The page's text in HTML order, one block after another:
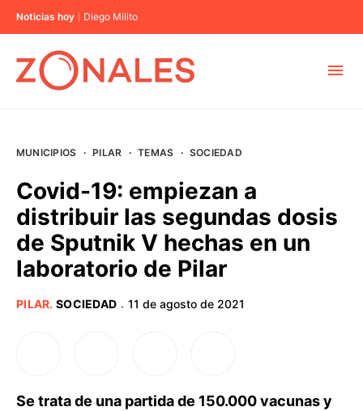
Noticias hoy Diego Milito
BUENOS AIRES
PROVINCIAS
MUNICIPIOS · PILAR · TEMAS · SOCIEDAD
Covid-19: empiezan a
distribuir las segundas dosis
de Sputnik V hechas en un
laboratorio de Pilar
PILAR. SOCIEDAD · 11 de agosto de 2021
Se trata de una partida de 150.000 vacunas y